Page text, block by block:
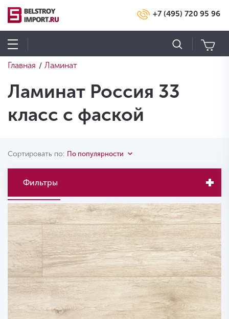
+7 (495) 720 95 96
Главная / Ламинат
Ламинат Россия 33
класс с фаской
Сортировать по: По популярности
Фильтры